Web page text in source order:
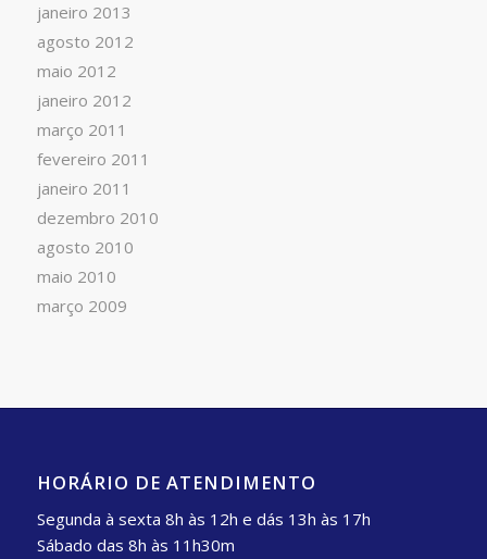
janeiro 2013
agosto 2012
maio 2012
janeiro 2012
março 2011
fevereiro 2011
janeiro 2011
dezembro 2010
agosto 2010
maio 2010
março 2009
HORÁRIO DE ATENDIMENTO
Segunda à sexta 8h às 12h e dás 13h às 17h
Sábado das 8h às 11h30m